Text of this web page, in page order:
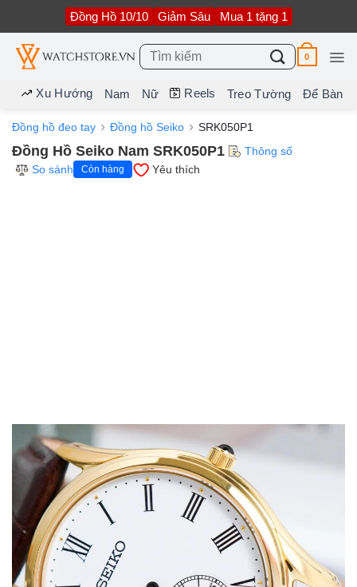
nội
dung
Đồng Hồ 10/10 Giảm Sâu Mua 1 tặng 1
Tìm
kiếm:
0
Xu Hướng Nam Nữ Reels Treo Tường Để Bàn
Đồng hồ đeo tay Đồng hồ Seiko SRK050P1
Đồng Hồ Seiko Nam SRK050P1
Thông số
So sánh
Còn hàng Yêu thích